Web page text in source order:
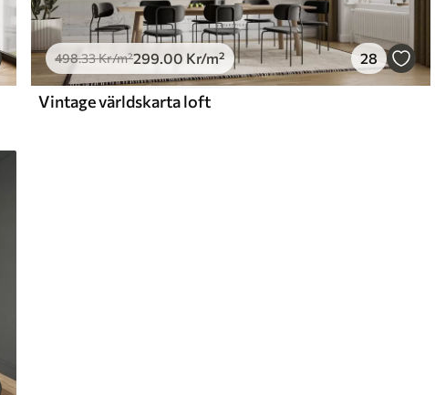
498.33Kr/m²299 .00 Kr/m² 28
Vintage världskarta loft